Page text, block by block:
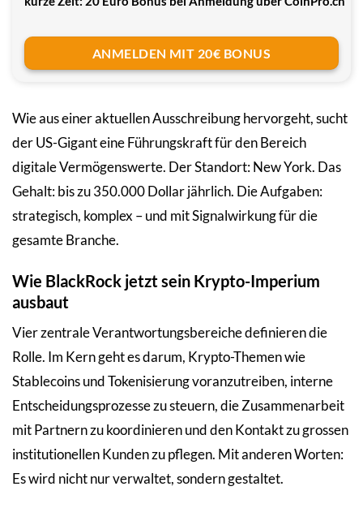
ANMELDEN MIT 20€ BONUS
Wie aus einer aktuellen Ausschreibung hervorgeht, sucht
der US-Gigant eine Führungskraft für den Bereich
digitale Vermögenswerte. Der Standort: New York. Das
Gehalt: bis zu 350.000 Dollar jährlich. Die Aufgaben:
strategisch, komplex – und mit Signalwirkung für die
gesamte Branche.
Wie BlackRock jetzt sein Krypto-Imperium
ausbaut
Vier zentrale Verantwortungsbereiche definieren die
Rolle. Im Kern geht es darum, Krypto-Themen wie
Stablecoins und Tokenisierung voranzutreiben, interne
Entscheidungsprozesse zu steuern, die Zusammenarbeit
mit Partnern zu koordinieren und den Kontakt zu grossen
institutionellen Kunden zu pflegen. Mit anderen Worten:
Es wird nicht nur verwaltet, sondern gestaltet.